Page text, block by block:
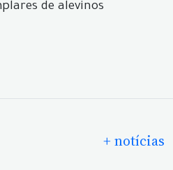
de alevinos
+ notícias